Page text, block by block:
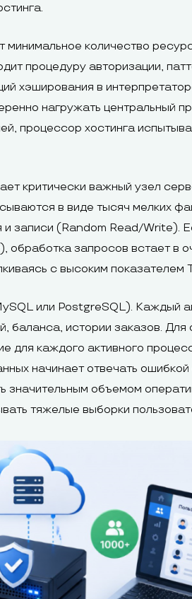
минимальное количество
процедуру авторизации,
хэширования в
нагружать центральный
процессор хостинга
критически важный узел
в виде тысяч мелких
и записи (Random Read/Write).
обработка запросов встает в
с высоким
или PostgreSQL). Каждый
баланса, истории заказов.
для каждого активного
начинает отвечать
значительным объемом
тяжелые выборки